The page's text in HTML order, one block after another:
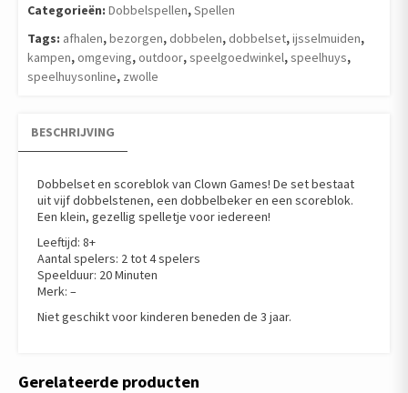
Categorieën: Dobbelspellen,Spellen
Tags: afhalen,bezorgen, dobbelen, dobbelset,ijsselmuiden,
kampen, omgeving, outdoor,speelgoedwinkel,speelhuys,
speelhuysonline, zwolle
BESCHRIJVING
Dobbelset en scoreblok van Clown Games! De set bestaat
uit vijf dobbelstenen, een dobbelbeker en een scoreblok.
Een klein, gezellig spelletje voor iedereen!
Leeftijd: 8+
Aantal spelers: 2 tot 4 spelers
Speelduur: 20 Minuten
Merk: –
Niet geschikt voor kinderen beneden de 3 jaar.
Gerelateerde producten